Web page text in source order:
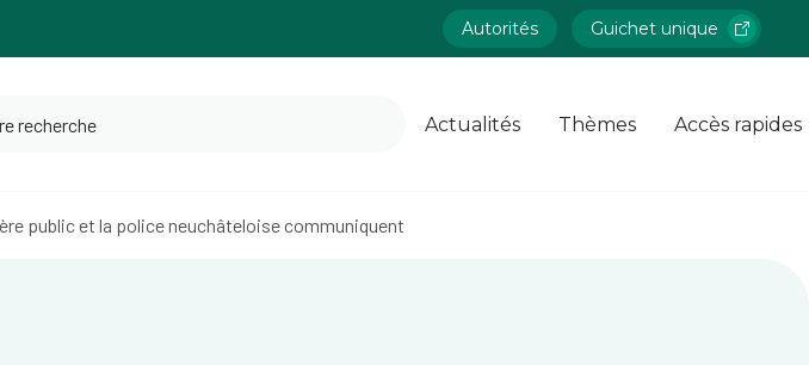
Autorités Guichet unique
Actualités Thèmes Accès rapides
public et la police neuchâteloise communiquent